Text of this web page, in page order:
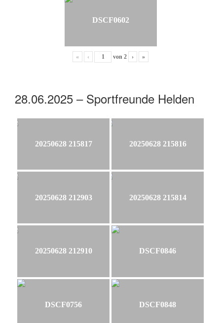
DSCF0602
« ‹ von 2 › »
28.06.2025 – Sportfreunde Helden
20250628 215817 20250628 215816
20250628 212903 20250628 215814
20250628 212910 DSCF0846
DSCF0756 DSCF0848